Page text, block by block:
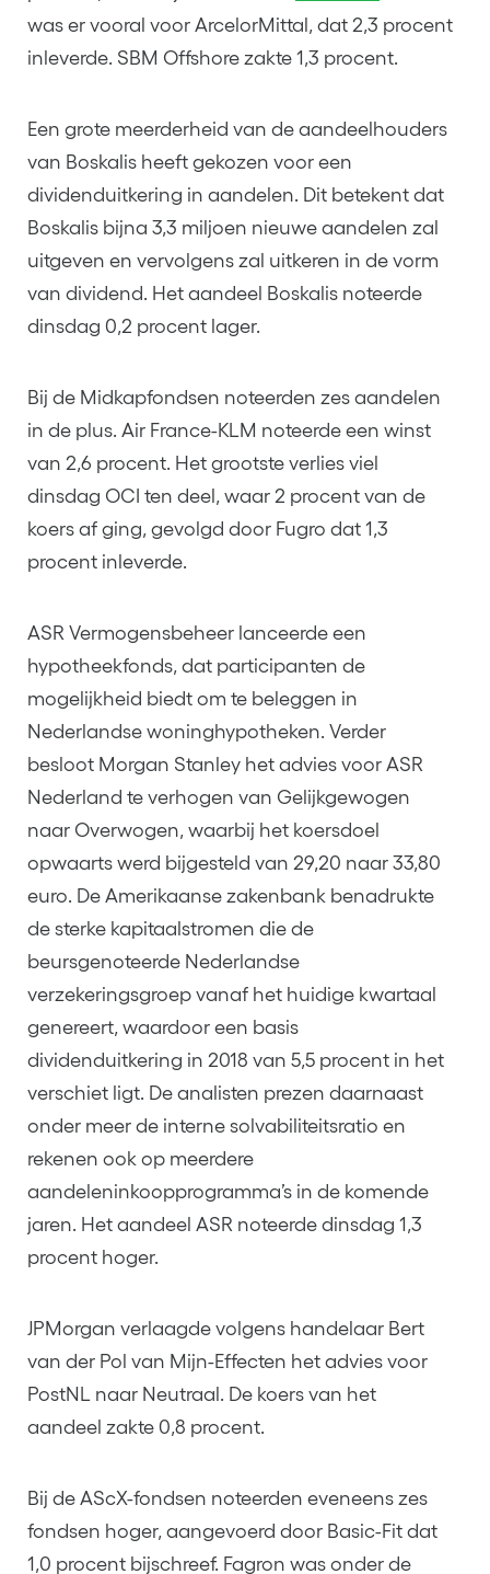
was er vooral voor ArcelorMittal, dat 2,3 procent
inleverde. SBM Offshore zakte 1,3 procent.
Een grote meerderheid van de aandeelhouders
van Boskalis heeft gekozen voor een
dividenduitkering in aandelen. Dit betekent dat
Boskalis bijna 3,3 miljoen nieuwe aandelen zal
uitgeven en vervolgens zal uitkeren in de vorm
van dividend. Het aandeel Boskalis noteerde
dinsdag 0,2 procent lager.
Bij de Midkapfondsen noteerden zes aandelen
in de plus. Air France-KLM noteerde een winst
van 2,6 procent. Het grootste verlies viel
dinsdag OCI ten deel, waar 2 procent van de
koers af ging, gevolgd door Fugro dat 1,3
procent inleverde.
ASR Vermogensbeheer lanceerde een
hypotheekfonds, dat participanten de
mogelijkheid biedt om te beleggen in
Nederlandse woninghypotheken. Verder
besloot Morgan Stanley het advies voor ASR
Nederland te verhogen van Gelijkgewogen
naar Overwogen, waarbij het koersdoel
opwaarts werd bijgesteld van 29,20 naar 33,80
euro. De Amerikaanse zakenbank benadrukte
de sterke kapitaalstromen die de
beursgenoteerde Nederlandse
verzekeringsgroep vanaf het huidige kwartaal
genereert, waardoor een basis
dividenduitkering in 2018 van 5,5 procent in het
verschiet ligt. De analisten prezen daarnaast
onder meer de interne solvabiliteitsratio en
rekenen ook op meerdere
aandeleninkoopprogramma’s in de komende
jaren. Het aandeel ASR noteerde dinsdag 1,3
procent hoger.
JPMorgan verlaagde volgens handelaar Bert
van der Pol van Mijn-Effecten het advies voor
PostNL naar Neutraal. De koers van het
aandeel zakte 0,8 procent.
Bij de AScX-fondsen noteerden eveneens zes
fondsen hoger, aangevoerd door Basic-Fit dat
1,0 procent bijschreef. Fagron was onder de